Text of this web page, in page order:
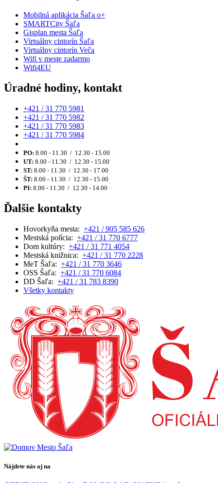
Mobilná aplikácia Šaľa o+
SMARTCity Šaľa
Gisplan mesta Šaľa
Virtuálny cintorín Šaľa
Virtuálny cintorín Veča
Wifi v meste zadarmo
Wifi4EU
Úradné hodiny, kontakt
+421 / 31 770 5981
+421 / 31 770 5982
+421 / 31 770 5983
+421 / 31 770 5984
PO: 8.00 - 11.30 / 12.30 - 15.00
UT: 8.00 - 11.30 / 12.30 - 15.00
ST: 8.00 - 11.30 / 12.30 - 17.00
ŠT: 8.00 - 11.30 / 12.30 - 15.00
PI: 8.00 - 11.30 / 12.30 - 14.00
Ďalšie kontakty
Hovorkyňa mesta: +421 / 905 585 626
Mestská polícia: +421 / 31 770 6777
Dom kultúry: +421 / 31 771 4054
Mestská knižnica: +421 / 31 770 2228
MeT Šaľa: +421 / 31 770 3646
OSS Šaľa: +421 / 31 770 6084
DD Šaľa: +421 / 31 783 8390
Všetky kontakty
Nájdete nás aj na